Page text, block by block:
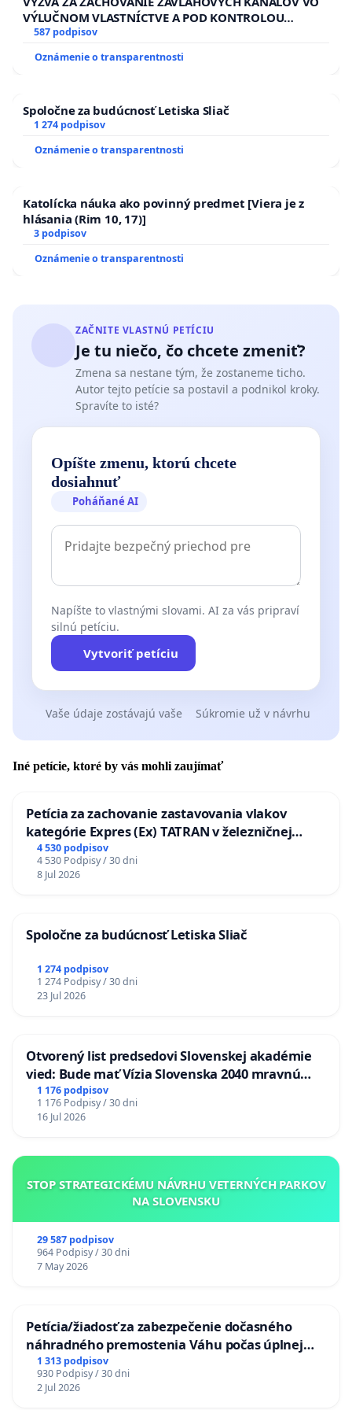
jednej úzkej ideológie,
chránili dôstojnosť a rovnosť všetkých
republiky chceme žiť v humanistickej spoločnosti,
ktorá je dôstojná, spravodlivá a otvorená.
V spoločnosti, kde má každý človek miesto – bez
Doc. PhDr. Boris Zala, CSc., Bratislava
PhDr. Peter Weiss, CSc., Bratislava
Mgr. Ivana Zelizňáková, MBA, Bratislava
VÝLUČNOM VLASTNÍCTVE A POD KONTROLOU
SLOVENSKEJ REPUBLIKY & žiadosť na riešenie
kanálov na Slovensku
587 podpisov
Oznámenie o transparentnosti
Spoločne za budúcnosť Letiska Sliač
1 274 podpisov
Oznámenie o transparentnosti
Katolícka náuka ako povinný predmet [Viera je z
hlásania (Rim 10, 17)]
3 podpisov
Oznámenie o transparentnosti
ZAČNITE VLASTNÚ PETÍCIU
Je tu niečo, čo chcete zmeniť?
Zmena sa nestane tým, že zostaneme ticho.
Autor tejto petície sa postavil a podnikol kroky.
Spravíte to isté?
Opíšte zmenu, ktorú chcete
dosiahnuť
Poháňané AI
Napíšte to vlastnými slovami. AI za vás pripraví
silnú petíciu.
Vytvoriť petíciu
Vaše údaje zostávajú vaše Súkromie už v návrhu
Iné petície, ktoré by vás mohli zaujímať
Petícia za zachovanie zastavovania vlakov
kategórie Expres (Ex) TATRAN v železničnej
stanici Púchov
4 530 podpisov
4 530 Podpisy / 30 dni
8 Jul 2026
Spoločne za budúcnosť Letiska Sliač
1 274 podpisov
1 274 Podpisy / 30 dni
23 Jul 2026
Otvorený list predsedovi Slovenskej akadémie
vied: Bude mať Vízia Slovenska 2040 mravnú
chrbticu?
1 176 podpisov
1 176 Podpisy / 30 dni
16 Jul 2026
STOP STRATEGICKÉMU NÁVRHU VETERNÝCH PARKOV
NA SLOVENSKU
29 587 podpisov
964 Podpisy / 30 dni
7 May 2026
Petícia/žiadosť za zabezpečenie dočasného
náhradného premostenia Váhu počas úplnej
uzávery Vážskeho mosta v Komárne
1 313 podpisov
930 Podpisy / 30 dni
2 Jul 2026